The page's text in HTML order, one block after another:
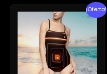
¡Oferta!
precio
original
era:
$31.12.
precio
actual
$28.73.